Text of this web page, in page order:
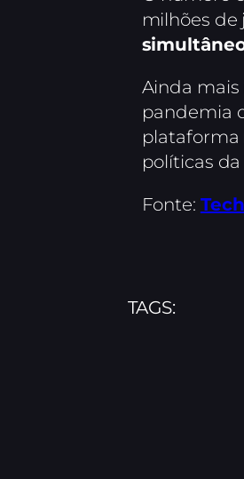
milhões
Ainda mais
pandemia
plataforma
políticas
Fonte:
TAGS: